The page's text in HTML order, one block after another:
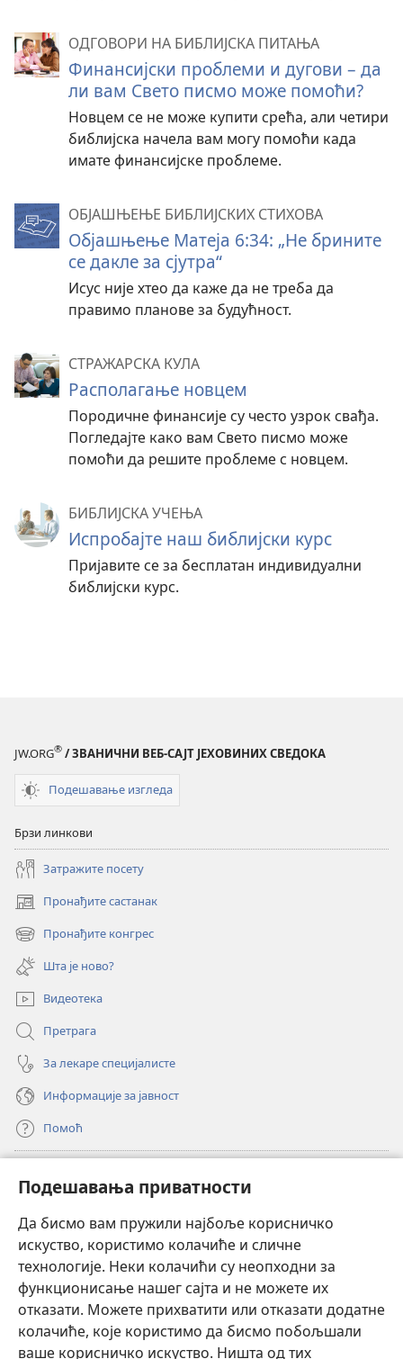
Подешавања приватности
Да бисмо вам пружили најбоље корисничко
искуство, користимо колачиће и сличне
технологије. Неки колачићи су неопходни за
функционисање нашег сајта и не можете их
отказати. Можете прихватити или отказати додатне
колачиће, које користимо да бисмо побољшали
ваше корисничко искуство. Ништа од тих
ОДГОВОРИ НА БИБЛИЈСКА ПИТАЊА
Финансијски проблеми и дугови – да
ли вам Свето писмо може помоћи?
Новцем се не може купити срећа, али четири
библијска начела вам могу помоћи када
имате финансијске проблеме.
ОБЈАШЊЕЊЕ БИБЛИЈСКИХ СТИХОВА
Објашњење Матеја 6:34: „Не брините
се дакле за сјутра“
Исус није хтео да каже да не треба да
правимо планове за будућност.
СТРАЖАРСКА КУЛА
Располагање новцем
Породичне финансије су често узрок свађа.
Погледајте како вам Свето писмо може
помоћи да решите проблеме с новцем.
БИБЛИЈСКА УЧЕЊА
Испробајте наш библијски курс
Пријавите се за бесплатан индивидуални
библијски курс.
JW.ORG® / ЗВАНИЧНИ ВЕБ-САЈТ ЈЕХОВИНИХ СВЕДОКА
Подешавање изгледа
Брзи линкови
Затражите посету
Пронађите састанак
(отвара
нови
прозор)
Пронађите конгрес
(отвара
нови
прозор)
Шта је ново?
Видеотека
Претрага
За лекаре специјалисте
Информације за јавност
Помоћ
(отвара
нови
прозор)ОНЛАЈН БИБЛИОТЕКА Watchtower
(отвара
нови
прозор)JW Hub®
(отвара
нови
прозор)JW Library
Watchtower Library ®